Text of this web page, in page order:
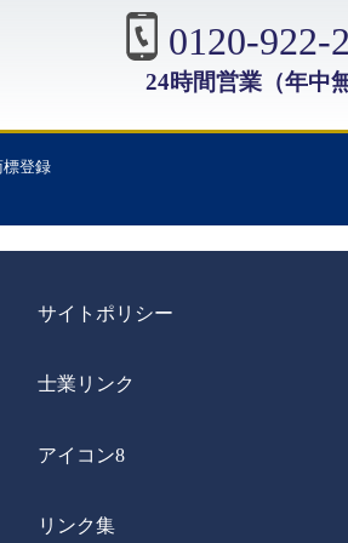
0120-922-
24時間営業（年中
標登録
サイトポリシー
士業リンク
アイコン8
リンク集